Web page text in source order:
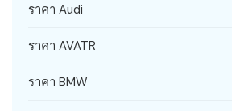
ราคา Audi
ราคา AVATR
ราคา BMW